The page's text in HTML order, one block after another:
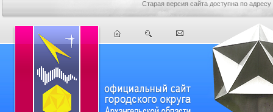
Старая версия сайта доступна по адресу